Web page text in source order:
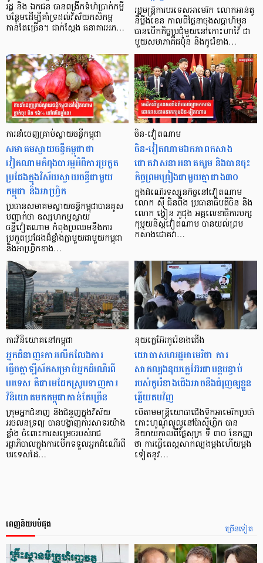
រដ្ឋ និង ឯកជន បានពង្រីកទំហំប្រាក់កម្ចី
បន្ថែមដើម្បីគាំទ្រដល់វិស័យកសិកម្ម
កាន់តែច្រើន។ ជាក់ស្ដែង ធនាគារអភ…
រដ្ឋមន្ត្រីការបរទេសអាមេរិក លោកអាន់តូ
នីប្លីងខេន កាលពីថ្ងៃនាចុងសប្តាហ៍មុន
បានបើកកិច្ចប្រជុំមួយនៅកោះហាវ៉ៃ ជា
មួយសមាភាគីជប៉ុន និងកូរ៉េខាង…
ការនាំចេញគ្រាប់ស្វាយចន្ទីកម្ពុជា
សមាគមស្វាយចន្ទីកម្ពុជាថា
វៀតណាមកំពុងបារម្ភអំពីការប្រកួត
ប្រជែងក្នុងវិស័យស្វាយចន្ទីជាមួយ
កម្ពុជា និងអាហ្វ្រិក
ប្រធានសមាគមស្វាយចន្ទីកម្ពុជាបានគូស
បញ្ជាក់ថា ឧស្សហកម្មស្វាយ
ចន្ទីវៀតណាម កំពុងប្រឈមនឹងការ
ប្រកួតប្រជែងដ៏ខ្លាំងក្លាមួយជាមួយកម្ពុជា
និងអាហ្វ្រិកខាង…
ចិន-វៀតណាម
ចិន-វៀតណាមឯកភាពកសាង
ជោគវាសនាអនាគតរួម និងបានចុះ
កិច្ចព្រមព្រៀងជាមួយគ្នាជាង៣០
ក្នុងដំណើរទស្សនកិច្ចនៅវៀតណាម
លោក ស៊ី ជិនពីង ប្រធានាធិបតីចិន និង
លោក ង្វៀន ភូជុង អគ្គលេខាធិការបក្ស
កុម្មុយនិស្តវៀតណាម បានយល់ព្រម
កសាងជោគវា…
ការវិនិយោគនៅកម្ពុជា
អ្នកជំនាញ៖ការលើកលែងការ
ធ្វើចត្តាឡីស័កសម្រាប់អ្នកដំណើរពី
បរទេស គឺជាមេដែកស្រូបទាញការ
វិនិយោគមកកម្ពុជាកាន់តែច្រើន
ក្រុមអ្នកជំនាញ និងជំនួញក្នុងវិស័យ
អចលនទ្រព្យ បានបង្ហាញការសាទរយ៉ាង
ខ្លាំង ចំពោះការសម្រេចរបស់រាជ
រដ្ឋាភិបាលក្នុងការបើកទទួលអ្នកដំណើរពី
បរទេសដែ…
នុយក្លេអ៊ែរកូរ៉េខាងជើង
យោធាសហរដ្ឋអាមេរិថា ការ
សាកល្បងនុយក្លេអ៊ែរជាបន្តបន្ទាប់
របស់កូរ៉េខាងជើងអាចនឹងជំរុញឲ្យខ្លួន
ឆ្លើយតបវិញ
បើតាមមន្ត្រីយោធាជើងទឹកអាមេរិកប្រចាំ
កោះហូណូលូលូនៅប៉ាស៊ីហ្វិក បាន
និយាយកាលពីថ្ងៃសុក្រ ទី ៣០ ខែកញ្ញា
ថា ការធ្វើតេស្តសាកល្បងម្តងហើយម្តង
ទៀតនូវ…
ច្រើនទៀត
ពេញនិយមបំផុត